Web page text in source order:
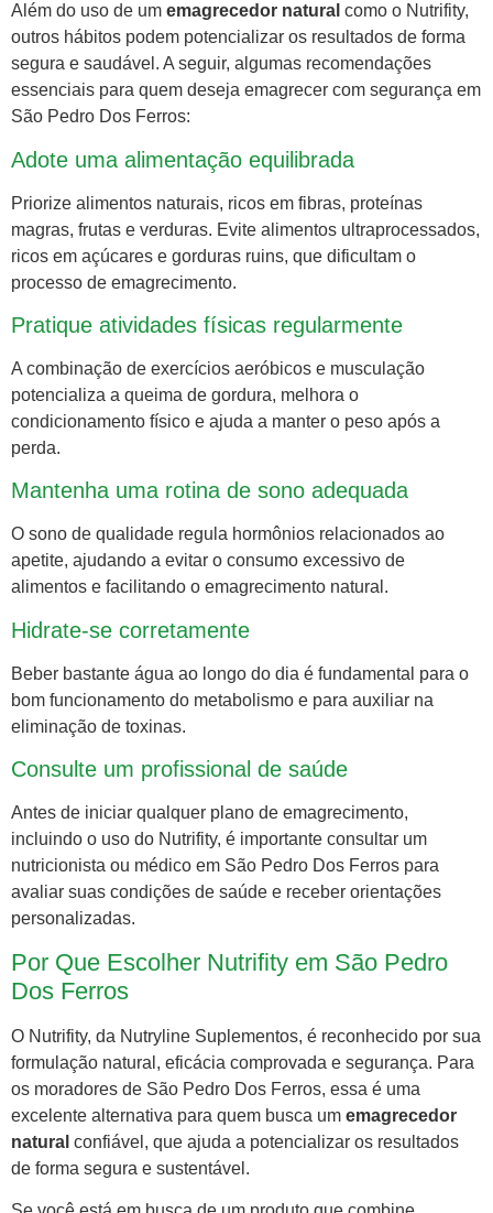
Além do uso de um emagrecedor natural como o Nutrifity,
outros hábitos podem potencializar os resultados de forma
segura e saudável. A seguir, algumas recomendações
essenciais para quem deseja emagrecer com segurança em
São Pedro Dos Ferros:
Adote uma alimentação equilibrada
Priorize alimentos naturais, ricos em fibras, proteínas
magras, frutas e verduras. Evite alimentos ultraprocessados,
ricos em açúcares e gorduras ruins, que dificultam o
processo de emagrecimento.
Pratique atividades físicas regularmente
A combinação de exercícios aeróbicos e musculação
potencializa a queima de gordura, melhora o
condicionamento físico e ajuda a manter o peso após a
perda.
Mantenha uma rotina de sono adequada
O sono de qualidade regula hormônios relacionados ao
apetite, ajudando a evitar o consumo excessivo de
alimentos e facilitando o emagrecimento natural.
Hidrate-se corretamente
Beber bastante água ao longo do dia é fundamental para o
bom funcionamento do metabolismo e para auxiliar na
eliminação de toxinas.
Consulte um profissional de saúde
Antes de iniciar qualquer plano de emagrecimento,
incluindo o uso do Nutrifity, é importante consultar um
nutricionista ou médico em São Pedro Dos Ferros para
avaliar suas condições de saúde e receber orientações
personalizadas.
Por Que Escolher Nutrifity em São Pedro
Dos Ferros
O Nutrifity, da Nutryline Suplementos, é reconhecido por sua
formulação natural, eficácia comprovada e segurança. Para
os moradores de São Pedro Dos Ferros, essa é uma
excelente alternativa para quem busca um emagrecedor
natural confiável, que ajuda a potencializar os resultados
de forma segura e sustentável.